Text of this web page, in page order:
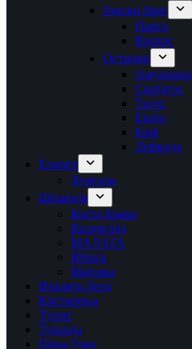
Јонски брег
Парга
Врахос
Острови
Амулиани
Скијатос
Тасос
Евија
Крф
Лефкада
Египет
Хургада
Шпанија
Коста Брава
Валенсија
МАЛАГА
Ибица
Мајорка
Италија Лето
Крстарења
Тунис
Турција
Црна Гора